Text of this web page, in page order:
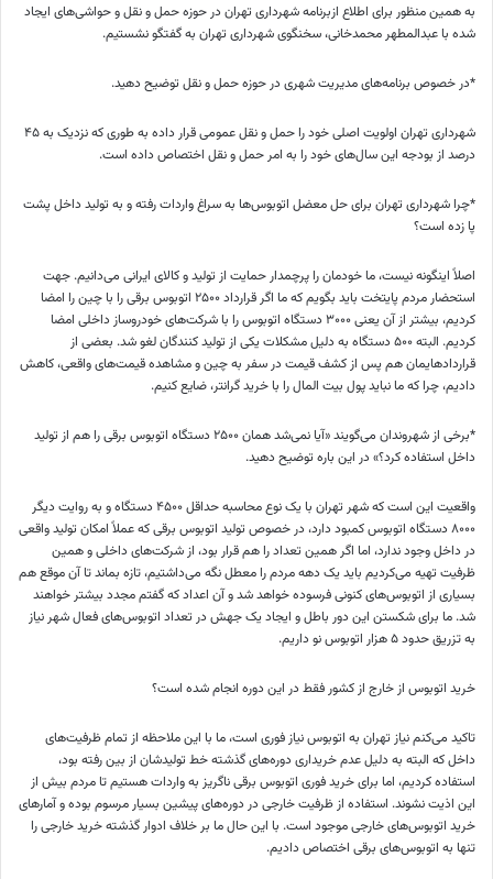
به همین منظور برای اطلاع ازبرنامه شهرداری تهران در حوزه حمل و نقل و حواشی‌های ایجاد
شده با عبدالمطهر محمدخانی، سخنگوی شهرداری تهران به گفتگو نشستیم.
*در خصوص برنامه‌های مدیریت شهری در حوزه حمل و نقل توضیح دهید.
شهرداری تهران اولویت اصلی خود را حمل و نقل عمومی قرار داده به طوری که نزدیک به ۴۵
درصد از بودجه این سال‌های خود را به امر حمل و نقل اختصاص داده است.
*چرا شهرداری تهران برای حل معضل اتوبوس‌ها به سراغ واردات رفته و به تولید داخل پشت
پا زده است؟
اصلاً اینگونه نیست، ما خودمان را پرچمدار حمایت از تولید و کالای ایرانی می‌دانیم. جهت
استحضار مردم پایتخت باید بگویم که ما اگر قرارداد ۲۵۰۰ اتوبوس برقی را با چین را امضا
کردیم، بیشتر از آن یعنی ۳۰۰۰ دستگاه اتوبوس را با شرکت‌های خودروساز داخلی امضا
کردیم. البته ۵۰۰ دستگاه به دلیل مشکلات یکی از تولید کنندگان لغو شد. بعضی از
قراردادهایمان هم پس از کشف قیمت در سفر به چین و مشاهده قیمت‌های واقعی، کاهش
دادیم، چرا که ما نباید پول بیت المال را با خرید گرانتر، ضایع کنیم.
*برخی از شهروندان می‌گویند «آیا نمی‌شد همان ۲۵۰۰ دستگاه اتوبوس برقی را هم از تولید
داخل استفاده کرد؟» در این باره توضیح دهید.
واقعیت این است که شهر تهران با یک نوع محاسبه حداقل ۴۵۰۰ دستگاه و به روایت دیگر
۸۰۰۰ دستگاه اتوبوس کمبود دارد، در خصوص تولید اتوبوس برقی که عملاً امکان تولید واقعی
در داخل وجود ندارد، اما اگر همین تعداد را هم قرار بود، از شرکت‌های داخلی و همین
ظرفیت تهیه می‌کردیم باید یک دهه مردم را معطل نگه می‌داشتیم، تازه بماند تا آن موقع هم
بسیاری از اتوبوس‌های کنونی فرسوده خواهد شد و آن اعداد که گفتم مجدد بیشتر خواهند
شد. ما برای شکستن این دور باطل و ایجاد یک جهش در تعداد اتوبوس‌های فعال شهر نیاز
به تزریق حدود ۵ هزار اتوبوس نو داریم.
خرید اتوبوس از خارج از کشور فقط در این دوره انجام شده است؟
تاکید می‌کنم نیاز تهران به اتوبوس نیاز فوری است، ما با این ملاحظه از تمام ظرفیت‌های
داخل که البته به دلیل عدم خریداری دوره‌های گذشته خط تولیدشان از بین رفته بود،
استفاده کردیم، اما برای خرید فوری اتوبوس برقی ناگریز به واردات هستیم تا مردم بیش از
این اذیت نشوند. استفاده از ظرفیت خارجی در دوره‌های پیشین بسیار مرسوم بوده و آمار‌های
خرید اتوبوس‌های خارجی موجود است. با این حال ما بر خلاف ادوار گذشته خرید خارجی را
تنها به اتوبوس‌های برقی اختصاص دادیم.